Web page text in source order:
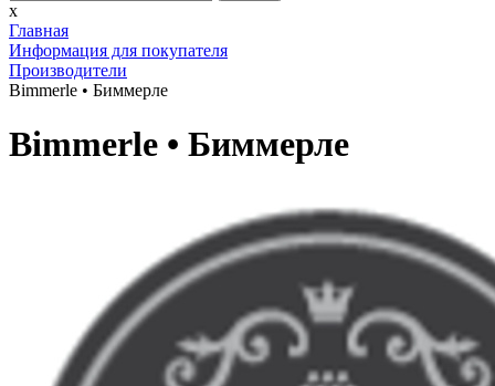
x
Главная
Информация для покупателя
Производители
Bimmerle • Биммерле
Bimmerle • Биммерле